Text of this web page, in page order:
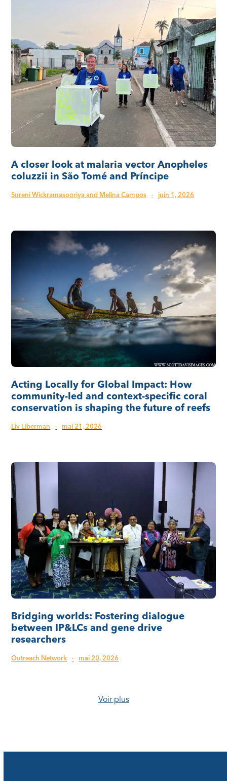
A closer look at malaria vector Anopheles
coluzzii in São Tomé and Príncipe
Sureni Wickramasooriya and Melina Campos · juin 1, 2026
Acting Locally for Global Impact: How
community-led and context-specific coral
conservation is shaping the future of reefs
Liv Liberman · mai 21, 2026
Bridging worlds: Fostering dialogue
between IP&LCs and gene drive
researchers
Outreach Network · mai 20, 2026
Voir plus